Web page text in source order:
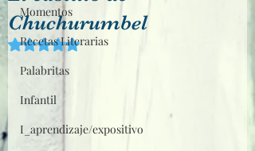
Momentos
Recetas Literarias
Palabritas
Infantil
I_aprendizaje/expositivo
Chuchurumbel
Obtuvo NaN de 5 estrellas.